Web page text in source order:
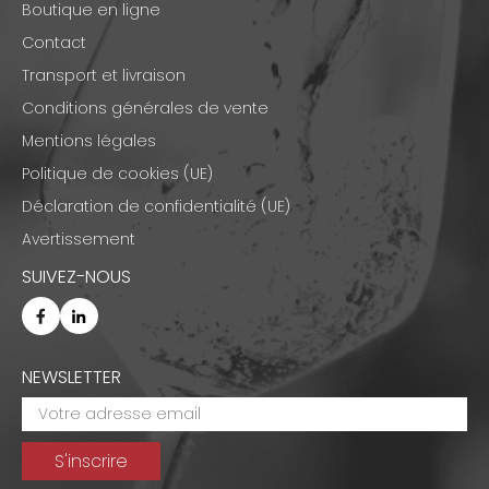
Boutique en ligne
Contact
Transport et livraison
Conditions générales de vente
Mentions légales
Politique de cookies (UE)
Déclaration de confidentialité (UE)
Avertissement
SUIVEZ-NOUS
NEWSLETTER